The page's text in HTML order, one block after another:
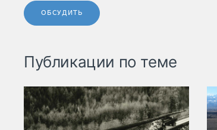
ОБСУДИТЬ
Публикации по теме